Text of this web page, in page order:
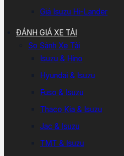
Giá Isuzu Hi-Lander
ĐÁNH GIÁ XE TẢI
So Sánh Xe Tải
Isuzu & Hino
Hyundai & Isuzu
Fuso & Isuzu
Thaco Kia & Isuzu
Jac & Isuzu
TMT & Isuzu